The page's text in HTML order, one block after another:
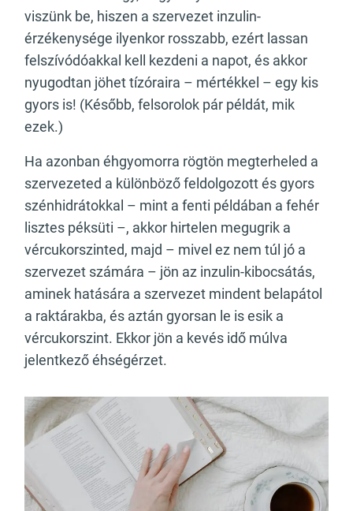
viszünk be, hiszen a szervezet inzulin-
érzékenysége ilyenkor rosszabb, ezért lassan
felszívódóakkal kell kezdeni a napot, és akkor
nyugodtan jöhet tízóraira – mértékkel – egy kis
gyors is! (Később, felsorolok pár példát, mik
ezek.)
Ha azonban éhgyomorra rögtön megterheled a
szervezeted a különböző feldolgozott és gyors
szénhidrátokkal – mint a fenti példában a fehér
lisztes péksüti –, akkor hirtelen megugrik a
vércukorszinted, majd – mivel ez nem túl jó a
szervezet számára – jön az inzulin-kibocsátás,
aminek hatására a szervezet mindent belapátol
a raktárakba, és aztán gyorsan le is esik a
vércukorszint. Ekkor jön a kevés idő múlva
jelentkező éhségérzet.